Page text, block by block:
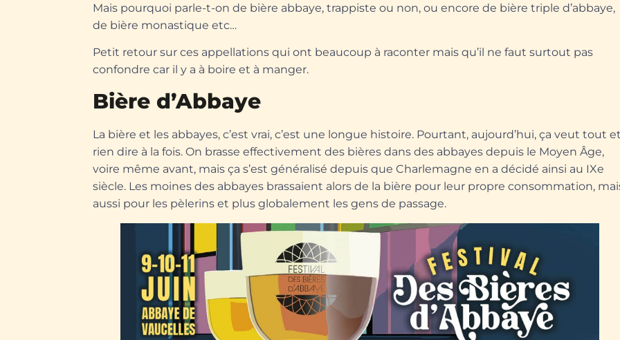
Mais pourquoi parle-t-on de bière abbaye, trappiste ou non, ou encore de bière triple d’abbaye,
de bière monastique etc…
Petit retour sur ces appellations qui ont beaucoup à raconter mais qu’il ne faut surtout pas
confondre car il y a à boire et à manger.
Bière d’Abbaye
La bière et les abbayes, c’est vrai, c’est une longue histoire. Pourtant, aujourd’hui, ça veut tout
rien dire à la fois. On brasse effectivement des bières dans des abbayes depuis le Moyen Âge,
voire même avant, mais ça s’est généralisé depuis que Charlemagne en a décidé ainsi au IXe
siècle. Les moines des abbayes brassaient alors de la bière pour leur propre consommation,
aussi pour les pèlerins et plus globalement les gens de passage.